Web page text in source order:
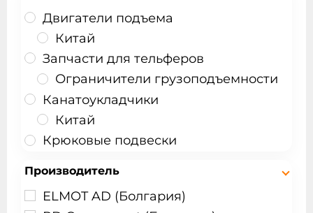
Двигатели подъема
Китай
Запчасти для тельферов
Ограничители грузоподъемности
Канатоукладчики
Китай
Крюковые подвески
Радиоуправление
Производитель
ELMOT AD (Болгария)